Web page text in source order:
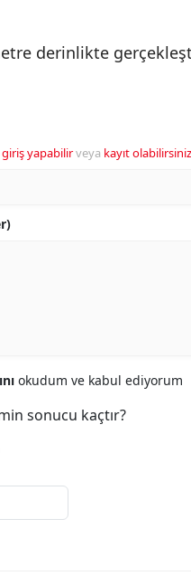
derinlikte
giriş yapabilirveya kayıt olabilirsiniz
okudum ve kabul ediyorum
sonucu kaçtır?